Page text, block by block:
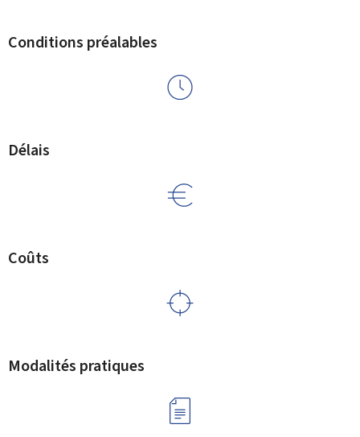
Conditions préalables
Délais
Coûts
Modalités pratiques